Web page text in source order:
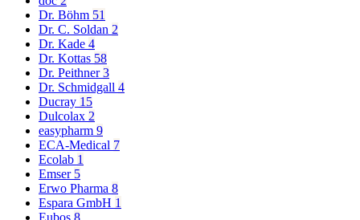
Dr. Böhm 51
Dr. C. Soldan 2
Dr. Kade 4
Dr. Kottas 58
Dr. Peithner3
Dr. Schmidgall 4
Ducray 15
Dulcolax 2
easypharm 9
ECA-Medical 7
Ecolab 1
Emser 5
Erwo Pharma 8
Espara GmbH 1